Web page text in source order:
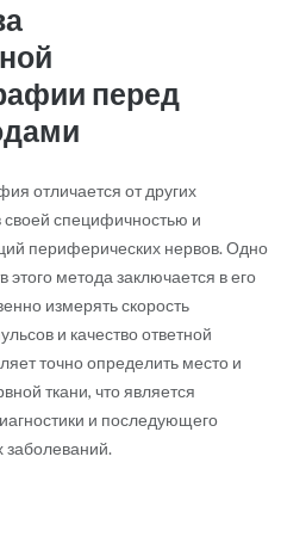
перед
отличается от других
своей специфичностью и
периферических нервов. Одно
метода заключается в его
измерять скорость
и качество ответной
точно определить место и
ткани, что является
и последующего
заболеваний.